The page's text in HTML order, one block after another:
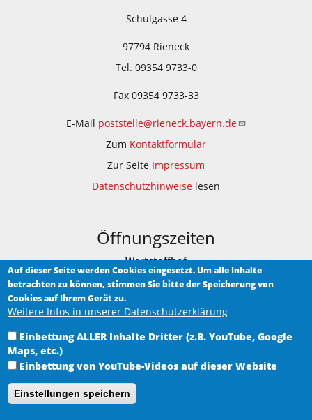
Schulgasse 4
97794 Rieneck
Tel. 09354 9733-0
Fax 09354 9733-33
E-Mail poststelle@rieneck.bayern.de
Zum Kontaktformular
Zur Seite Impressum
Datenschutzhinweise lesen
Öffnungszeiten
Wertstoffhof
Am Bauhof 1
Samstag 9.00 - 12.00 Uhr
Heimat-Museum Rieneck
im historischen Rathaus in Rieneck, Hauptstraße 5
nach Terminvereinbarung
Auf dieser Seite werden Cookies eingesetzt. Um alle Inhalte
betrachten zu können, stimmen Sie bitte der Speicherung von
Cookies auf Ihrem Gerät zu.
Weitere Infos in unserer Datenschutzerklärung
Einbettung ALLER Inhalte Dritter (z.B. YouTube, Google
Maps, etc.)
Einbettung von YouTube-Videos auf dieser Website
Einstellungen speichern